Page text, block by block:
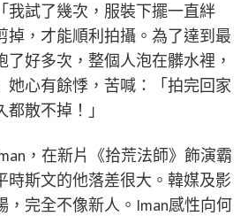
我試了幾次，服裝下擺一直絆
掉，才能順利拍攝。為了達到最
了好多次，整個人泡在髒水裡，
她心有餘悸，苦喊：「拍完回家
散不掉！」
，在新片《拾荒法師》飾演霸
時斯文的他落差很大。韓媒及影
，完全不像新人。Iman感性向何